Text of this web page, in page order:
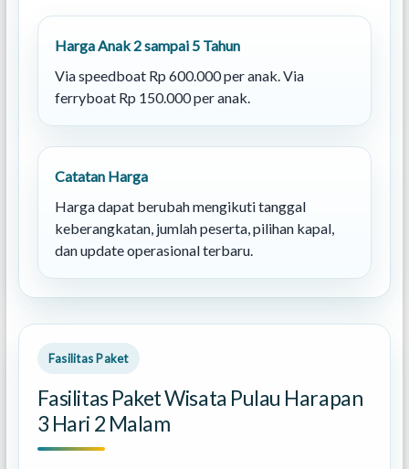
Harga Anak 2 sampai 5 Tahun
Via speedboat Rp 600.000 per anak. Via
ferryboat Rp 150.000 per anak.
Catatan Harga
Harga dapat berubah mengikuti tanggal
keberangkatan, jumlah peserta, pilihan kapal,
dan update operasional terbaru.
Fasilitas Paket
Fasilitas Paket Wisata Pulau Harapan
3 Hari 2 Malam